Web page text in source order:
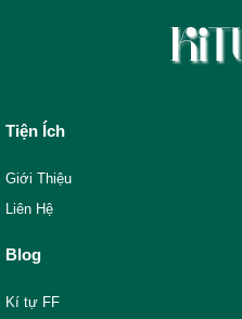
Tiện Ích
Giới Thiệu
Liên Hệ
Blog
Kí tự FF